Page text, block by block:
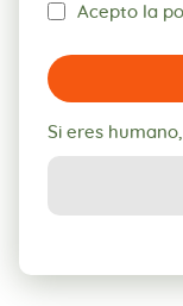
Acepto la
Si eres